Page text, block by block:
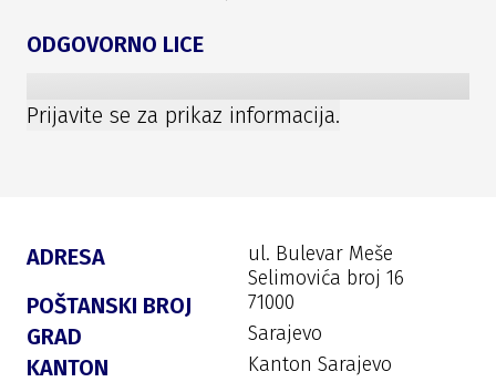
ODGOVORNO LICE
Prijavite se za prikaz informacija.
ADRESA
ul. Bulevar Meše
Selimovića broj 16
POŠTANSKI BROJ 71000
GRAD Sarajevo
KANTON Kanton Sarajevo